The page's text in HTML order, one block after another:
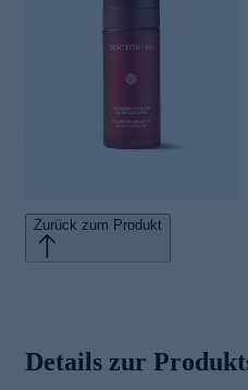
Zurück zum Produkt
Details zur